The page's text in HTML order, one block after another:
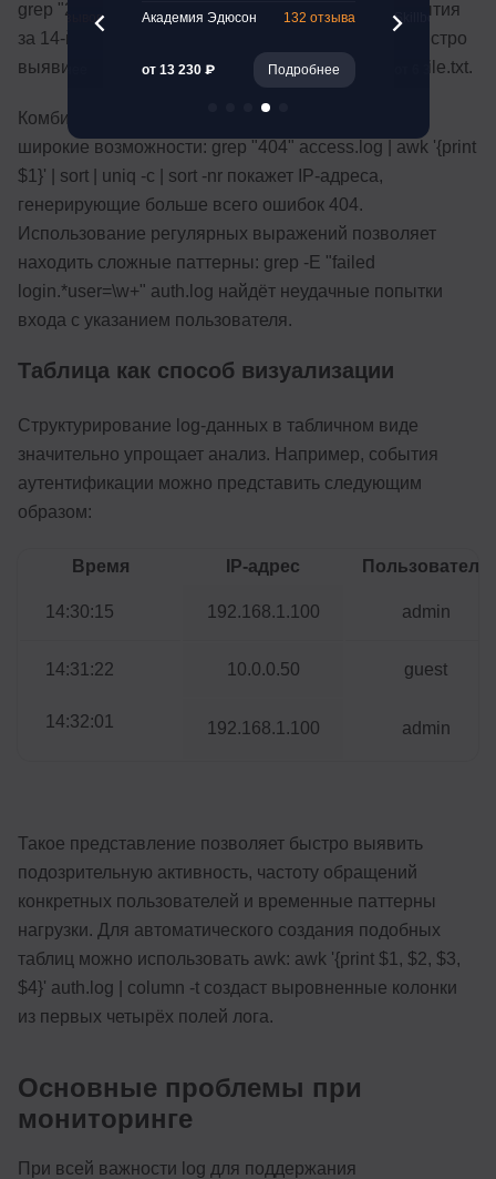
grep "2025-07-24 14:" /var/log/app.log покажет события
за 14-й час. Поиск по уровню ошибок помогает быстро
выявить проблемы: grep -E "(ERROR|FATAL)" logfile.txt.
Комбинирование команд через пайпы открывает
широкие возможности: grep "404" access.log | awk '{print
$1}' | sort | uniq -c | sort -nr покажет IP-адреса,
генерирующие больше всего ошибок 404.
Использование регулярных выражений позволяет
находить сложные паттерны: grep -E "failed
login.*user=\w+" auth.log найдёт неудачные попытки
входа с указанием пользователя.
Таблица как способ визуализации
Структурирование log-данных в табличном виде
значительно упрощает анализ. Например, события
аутентификации можно представить следующим
образом:
Время IP-адрес Пользователь
14:30:15 192.168.1.100 admin
14:31:22 10.0.0.50 guest
14:32:01 192.168.1.100 admin
Такое представление позволяет быстро выявить
подозрительную активность, частоту обращений
конкретных пользователей и временные паттерны
нагрузки. Для автоматического создания подобных
таблиц можно использовать awk: awk '{print $1, $2, $3,
$4}' auth.log | column -t создаст выровненные колонки
из первых четырёх полей лога.
Основные проблемы при
мониторинге
При всей важности log для поддержания
47 отзывов
Подробнее
Академия Эдюсон 132 отзыва
от 13 230 ₽ Подробнее
Skillbox
от 6 389 ₽